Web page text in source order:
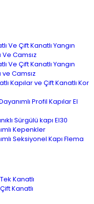
Ve Çift Kanatlı Yangın
Ve Camsız
Ve Çift Kanatlı Yangın
ve Camsız
Kapılar ve Çift Kanatlı Kor
Profil Kapılar EI
Sürgülü kapı EI30
Kepenkler
Seksiyonel Kapı Flema
Kanatlı
Kanatlı